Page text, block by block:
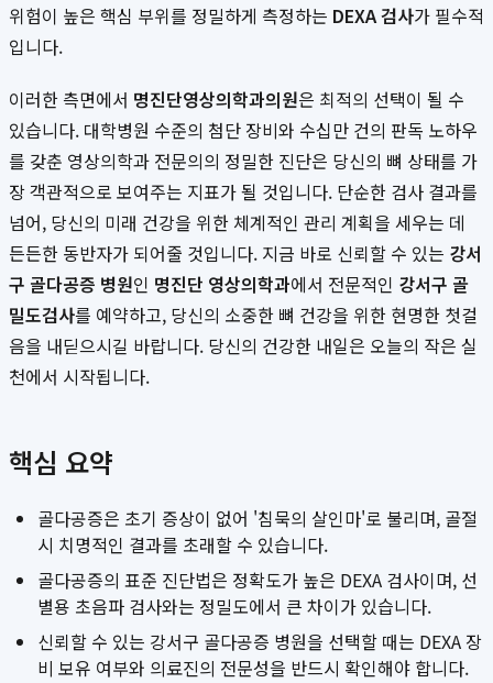
위험이 높은 핵심 부위를 정밀하게 측정하는 DEXA 검사가 필수적
입니다.
이러한 측면에서 명진단영상의학과의원은 최적의 선택이 될 수
있습니다. 대학병원 수준의 첨단 장비와 수십만 건의 판독 노하우
를 갖춘 영상의학과 전문의의 정밀한 진단은 당신의 뼈 상태를 가
장 객관적으로 보여주는 지표가 될 것입니다. 단순한 검사 결과를
넘어, 당신의 미래 건강을 위한 체계적인 관리 계획을 세우는 데
든든한 동반자가 되어줄 것입니다. 지금 바로 신뢰할 수 있는 강서
구 골다공증 병원인 명진단 영상의학과에서 전문적인 강서구 골
밀도검사를 예약하고, 당신의 소중한 뼈 건강을 위한 현명한 첫걸
음을 내딛으시길 바랍니다. 당신의 건강한 내일은 오늘의 작은 실
천에서 시작됩니다.
핵심 요약
골다공증은 초기 증상이 없어 '침묵의 살인마'로 불리며, 골절
시 치명적인 결과를 초래할 수 있습니다.
골다공증의 표준 진단법은 정확도가 높은 DEXA 검사이며, 선
별용 초음파 검사와는 정밀도에서 큰 차이가 있습니다.
신뢰할 수 있는 강서구 골다공증 병원을 선택할 때는 DEXA 장
비 보유 여부와 의료진의 전문성을 반드시 확인해야 합니다.